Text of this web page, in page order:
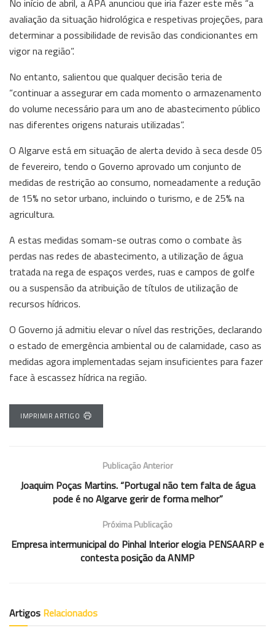
avaliação da situação hidrológica e respetivas projeções, para
determinar a possibilidade de revisão das condicionantes em
vigor na região”.
No entanto, salientou que qualquer decisão teria de
“continuar a assegurar em cada momento o armazenamento
do volume necessário para um ano de abastecimento público
nas diferentes origens naturais utilizadas”.
O Algarve está em situação de alerta devido à seca desde 05
de fevereiro, tendo o Governo aprovado um conjunto de
medidas de restrição ao consumo, nomeadamente a redução
de 15% no setor urbano, incluindo o turismo, e de 25% na
agricultura.
A estas medidas somam-se outras como o combate às
perdas nas redes de abastecimento, a utilização de água
tratada na rega de espaços verdes, ruas e campos de golfe
ou a suspensão da atribuição de títulos de utilização de
recursos hídricos.
O Governo já admitiu elevar o nível das restrições, declarando
o estado de emergência ambiental ou de calamidade, caso as
medidas agora implementadas sejam insuficientes para fazer
face à escassez hídrica na região.
IMPRIMIR ARTIGO
Publicação Anterior
Joaquim Poças Martins. “Portugal não tem falta de água
pode é no Algarve gerir de forma melhor”
Próxima Publicação
Empresa intermunicipal do Pinhal Interior elogia PENSAARP e
contesta posição da ANMP
Artigos Relacionados